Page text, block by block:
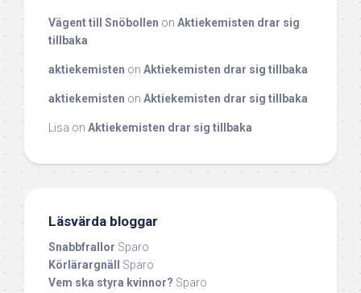
Vägent till Snöbollen on Aktiekemisten drar sig
tillbaka
aktiekemisten on Aktiekemisten drar sig tillbaka
aktiekemisten on Aktiekemisten drar sig tillbaka
Lisa on Aktiekemisten drar sig tillbaka
Läsvärda bloggar
Snabbfrallor Sparo
Körlärargnäll
Sparo
Vem ska styra kvinnor? Sparo